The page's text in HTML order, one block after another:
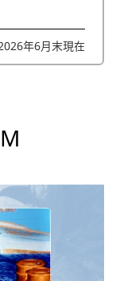
年6月末現在